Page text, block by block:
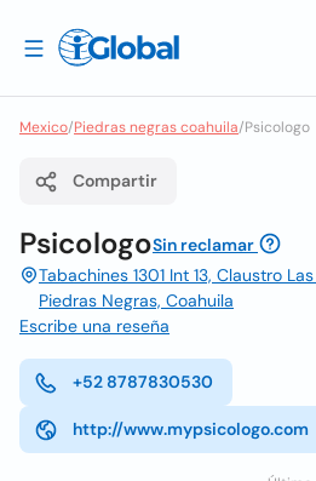
Mexico/Piedras negras coahuila/Psicologo
Compartir
PsicologoSin reclamar
Tabachines 1301 Int 13, Claustro
Piedras Negras, Coahuila
Escribe una reseña
+52 8787830530
http://www.mypsicologo.com